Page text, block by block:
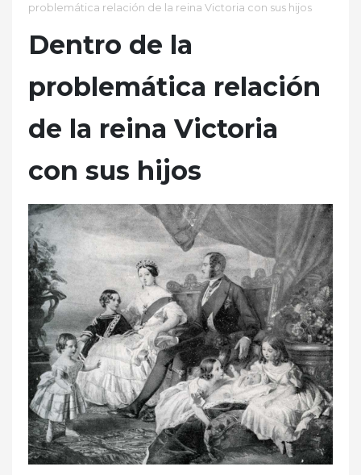
problemática relación de la reina Victoria con sus hijos
Dentro de la
problemática relación
de la reina Victoria
con sus hijos